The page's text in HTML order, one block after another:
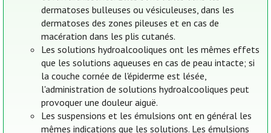
dermatoses bulleuses ou vésiculeuses, dans les
dermatoses des zones pileuses et en cas de
macération dans les plis cutanés.
Les solutions hydroalcooliques ont les mêmes effets
que les solutions aqueuses en cas de peau intacte; si
la couche cornée de l'épiderme est lésée,
l'administration de solutions hydroalcooliques peut
provoquer une douleur aiguë.
Les suspensions et les émulsions ont en général les
mêmes indications que les solutions. Les émulsions